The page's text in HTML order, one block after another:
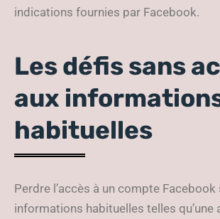
indications fournies par Facebook.
Les défis sans
aux
habituelles
Perdre l’accès à un compte Facebook
informations habituelles telles qu’une